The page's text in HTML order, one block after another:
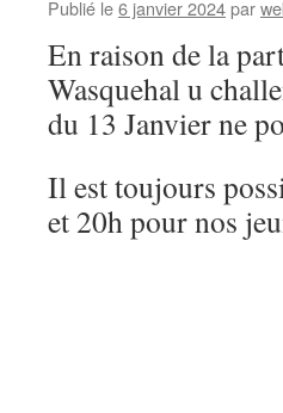
Publié le6 janvier 2024par
En raison de la
Wasquehal u
du 13 Janvier ne
Il est toujours
et 20h pour nos